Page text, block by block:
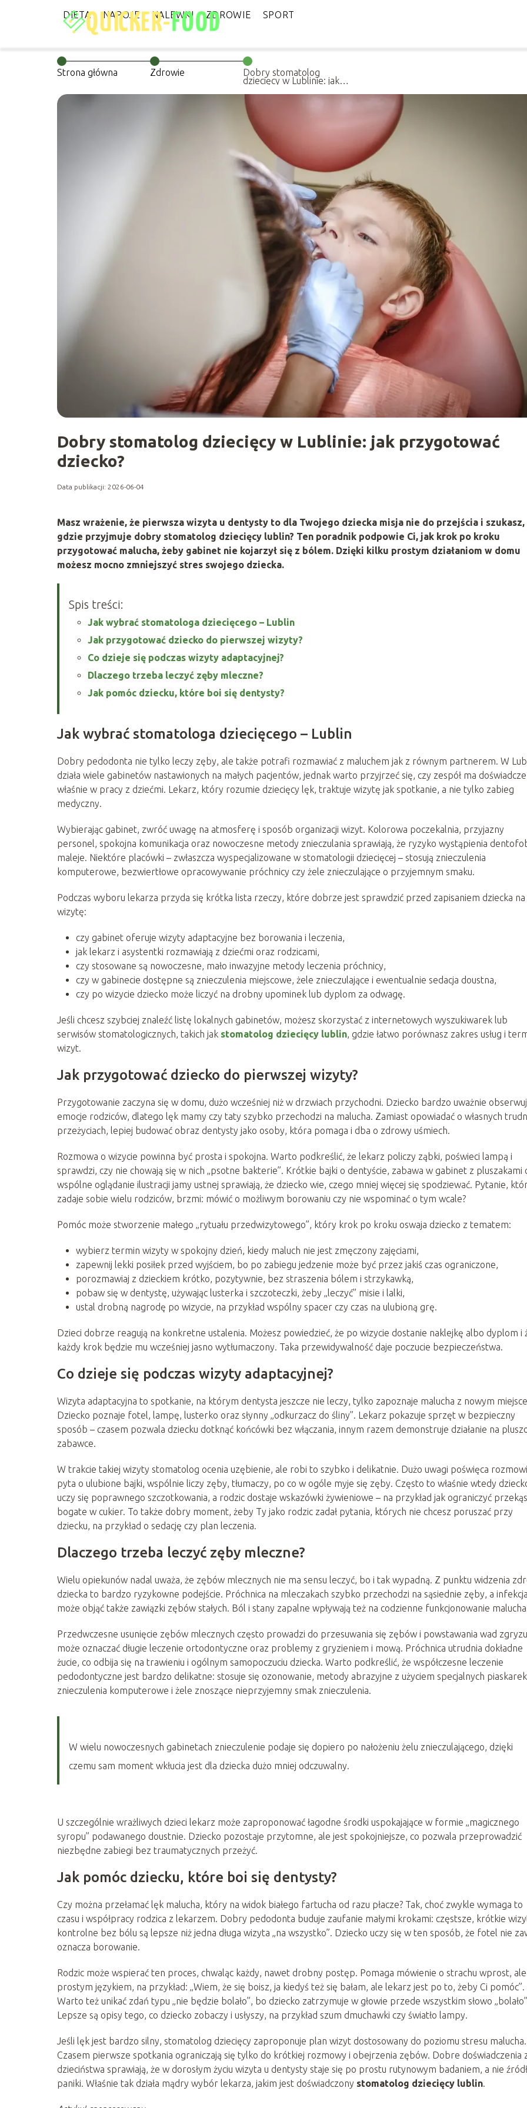
DIETA NAPOJE NALEWKI ZDROWIE SPORT
Strona główna Zdrowie Dobry stomatolog
dziecięcy w Lublinie: jak
Dobry stomatolog dziecięcy w Lublinie: jak przygotować
dziecko?
Data publikacji: 2026-06-04
Masz wrażenie, że pierwsza wizyta u dentysty to dla Twojego dziecka misja nie do przejścia i szukasz,
gdzie przyjmuje dobry stomatolog dziecięcy lublin? Ten poradnik podpowie Ci, jak krok po kroku
przygotować malucha, żeby gabinet nie kojarzył się z bólem. Dzięki kilku prostym działaniom w domu
możesz mocno zmniejszyć stres swojego dziecka.
Spis treści:
Jak wybrać stomatologa dziecięcego – Lublin
Jak przygotować dziecko do pierwszej wizyty?
Co dzieje się podczas wizyty adaptacyjnej?
Dlaczego trzeba leczyć zęby mleczne?
Jak pomóc dziecku, które boi się dentysty?
Jak wybrać stomatologa dziecięcego – Lublin
Dobry pedodonta nie tylko leczy zęby, ale także potrafi rozmawiać z maluchem jak z równym partnerem. W
działa wiele gabinetów nastawionych na małych pacjentów, jednak warto przyjrzeć się, czy zespół ma
właśnie w pracy z dziećmi. Lekarz, który rozumie dziecięcy lęk, traktuje wizytę jak spotkanie, a nie tylko zabieg
medyczny.
Wybierając gabinet, zwróć uwagę na atmosferę i sposób organizacji wizyt. Kolorowa poczekalnia, przyjazny
personel, spokojna komunikacja oraz nowoczesne metody znieczulania sprawiają, że ryzyko wystąpienia
maleje. Niektóre placówki – zwłaszcza wyspecjalizowane w stomatologii dziecięcej – stosują znieczulenia
komputerowe, bezwiertłowe opracowywanie próchnicy czy żele znieczulające o przyjemnym smaku.
Podczas wyboru lekarza przyda się krótka lista rzeczy, które dobrze jest sprawdzić przed zapisaniem dziecka na
wizytę:
czy gabinet oferuje wizyty adaptacyjne bez borowania i leczenia,
jak lekarz i asystentki rozmawiają z dziećmi oraz rodzicami,
czy stosowane są nowoczesne, mało inwazyjne metody leczenia próchnicy,
czy w gabinecie dostępne są znieczulenia miejscowe, żele znieczulające i ewentualnie sedacja doustna,
czy po wizycie dziecko może liczyć na drobny upominek lub dyplom za odwagę.
Jeśli chcesz szybciej znaleźć listę lokalnych gabinetów, możesz skorzystać z internetowych wyszukiwarek lub
serwisów stomatologicznych, takich jak stomatolog dziecięcy lublin, gdzie łatwo porównasz zakres usług i
wizyt.
Jak przygotować dziecko do pierwszej wizyty?
Przygotowanie zaczyna się w domu, dużo wcześniej niż w drzwiach przychodni. Dziecko bardzo uważnie
emocje rodziców, dlatego lęk mamy czy taty szybko przechodzi na malucha. Zamiast opowiadać o własnych
przeżyciach, lepiej budować obraz dentysty jako osoby, która pomaga i dba o zdrowy uśmiech.
Rozmowa o wizycie powinna być prosta i spokojna. Warto podkreślić, że lekarz policzy ząbki, poświeci lampą i
sprawdzi, czy nie chowają się w nich „psotne bakterie”. Krótkie bajki o dentyście, zabawa w gabinet z pluszakami
wspólne oglądanie ilustracji jamy ustnej sprawiają, że dziecko wie, czego mniej więcej się spodziewać. Pytanie,
zadaje sobie wielu rodziców, brzmi: mówić o możliwym borowaniu czy nie wspominać o tym wcale?
Pomóc może stworzenie małego „rytuału przedwizytowego”, który krok po kroku oswaja dziecko z tematem:
wybierz termin wizyty w spokojny dzień, kiedy maluch nie jest zmęczony zajęciami,
zapewnij lekki posiłek przed wyjściem, bo po zabiegu jedzenie może być przez jakiś czas ograniczone,
porozmawiaj z dzieckiem krótko, pozytywnie, bez straszenia bólem i strzykawką,
pobaw się w dentystę, używając lusterka i szczoteczki, żeby „leczyć” misie i lalki,
ustal drobną nagrodę po wizycie, na przykład wspólny spacer czy czas na ulubioną grę.
Dzieci dobrze reagują na konkretne ustalenia. Możesz powiedzieć, że po wizycie dostanie naklejkę albo dyplom i
każdy krok będzie mu wcześniej jasno wytłumaczony. Taka przewidywalność daje poczucie bezpieczeństwa.
Co dzieje się podczas wizyty adaptacyjnej?
Wizyta adaptacyjna to spotkanie, na którym dentysta jeszcze nie leczy, tylko zapoznaje malucha z nowym
Dziecko poznaje fotel, lampę, lusterko oraz słynny „odkurzacz do śliny”. Lekarz pokazuje sprzęt w bezpieczny
sposób – czasem pozwala dziecku dotknąć końcówki bez włączania, innym razem demonstruje działanie na
zabawce.
W trakcie takiej wizyty stomatolog ocenia uzębienie, ale robi to szybko i delikatnie. Dużo uwagi poświęca
pyta o ulubione bajki, wspólnie liczy zęby, tłumaczy, po co w ogóle myje się zęby. Często to właśnie wtedy
uczy się poprawnego szczotkowania, a rodzic dostaje wskazówki żywieniowe – na przykład jak ograniczyć
bogate w cukier. To także dobry moment, żeby Ty jako rodzic zadał pytania, których nie chcesz poruszać przy
dziecku, na przykład o sedację czy plan leczenia.
Dlaczego trzeba leczyć zęby mleczne?
Wielu opiekunów nadal uważa, że zębów mlecznych nie ma sensu leczyć, bo i tak wypadną. Z punktu widzenia
dziecka to bardzo ryzykowne podejście. Próchnica na mleczakach szybko przechodzi na sąsiednie zęby, a infekcja
może objąć także zawiązki zębów stałych. Ból i stany zapalne wpływają też na codzienne funkcjonowanie
Przedwczesne usunięcie zębów mlecznych często prowadzi do przesuwania się zębów i powstawania wad
może oznaczać długie leczenie ortodontyczne oraz problemy z gryzieniem i mową. Próchnica utrudnia dokładne
żucie, co odbija się na trawieniu i ogólnym samopoczuciu dziecka. Warto podkreślić, że współczesne leczenie
pedodontyczne jest bardzo delikatne: stosuje się ozonowanie, metody abrazyjne z użyciem specjalnych
znieczulenia komputerowe i żele znoszące nieprzyjemny smak znieczulenia.
W wielu nowoczesnych gabinetach znieczulenie podaje się dopiero po nałożeniu żelu znieczulającego, dzięki
czemu sam moment wkłucia jest dla dziecka dużo mniej odczuwalny.
U szczególnie wrażliwych dzieci lekarz może zaproponować łagodne środki uspokajające w formie „magicznego
syropu” podawanego doustnie. Dziecko pozostaje przytomne, ale jest spokojniejsze, co pozwala przeprowadzić
niezbędne zabiegi bez traumatycznych przeżyć.
Jak pomóc dziecku, które boi się dentysty?
Czy można przełamać lęk malucha, który na widok białego fartucha od razu płacze? Tak, choć zwykle wymaga to
czasu i współpracy rodzica z lekarzem. Dobry pedodonta buduje zaufanie małymi krokami: częstsze, krótkie
kontrolne bez bólu są lepsze niż jedna długa wizyta „na wszystko”. Dziecko uczy się w ten sposób, że fotel nie
oznacza borowanie.
Rodzic może wspierać ten proces, chwaląc każdy, nawet drobny postęp. Pomaga mówienie o strachu wprost, ale
prostym językiem, na przykład: „Wiem, że się boisz, ja kiedyś też się bałam, ale lekarz jest po to, żeby Ci pomóc”.
Warto też unikać zdań typu „nie będzie bolało”, bo dziecko zatrzymuje w głowie przede wszystkim słowo
Lepsze są opisy tego, co dziecko zobaczy i usłyszy, na przykład szum dmuchawki czy światło lampy.
Jeśli lęk jest bardzo silny, stomatolog dziecięcy zaproponuje plan wizyt dostosowany do poziomu stresu malucha.
Czasem pierwsze spotkania ograniczają się tylko do krótkiej rozmowy i obejrzenia zębów. Dobre doświadczenia
dzieciństwa sprawiają, że w dorosłym życiu wizyta u dentysty staje się po prostu rutynowym badaniem, a nie
paniki. Właśnie tak działa mądry wybór lekarza, jakim jest doświadczony stomatolog dziecięcy lublin.